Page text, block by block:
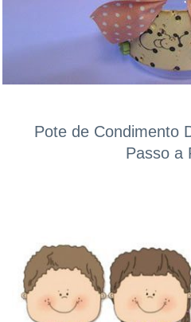
Pote de Condimento
Passo a